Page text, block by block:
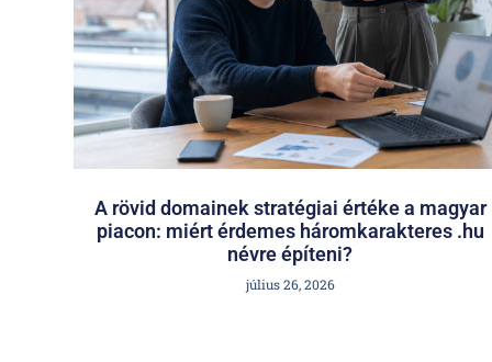
A rövid domainek stratégiai értéke a magyar
piacon: miért érdemes háromkarakteres .hu
névre építeni?
július 26, 2026